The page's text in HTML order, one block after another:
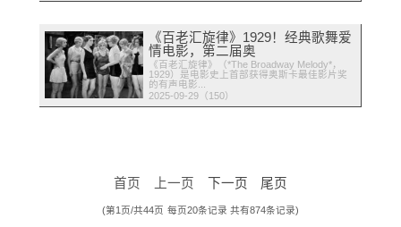
《百老汇旋律》1929！经典歌舞爱
情电影，第二届奥
《百老汇旋律》（*The Broadway Melody*，
1929）是电影史上首部获得奥斯卡最佳影片奖
的有声电影...
2025-09-29（150）
首页 上一页 下一页 尾页
(第1页/共44页 每页20条记录 共有874条记录)